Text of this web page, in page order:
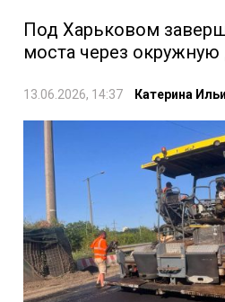
Под Харьковом
моста через окружную
13.06.2026, 14:37 Катерина